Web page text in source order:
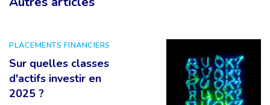
PLACEMENTS FINANCIERS
Sur quelles classes
d'actifs investir en
2025 ?